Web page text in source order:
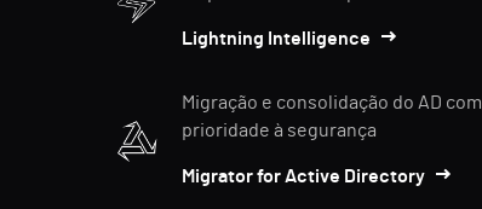
Lightning Intelligence
Migração e consolidação do AD com
prioridade à segurança
Migrator for Active Directory